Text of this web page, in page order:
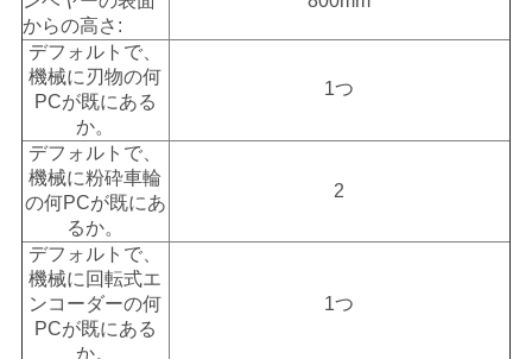
からの高さ:
デフォルトで、
機械に刃物の何
PCが既にある
か。
1つ
デフォルトで、
機械に粉砕車輪
の何PCが既にあ
るか。
2
デフォルトで、
機械に回転式エ
ンコーダーの何
PCが既にある
か。
1つ